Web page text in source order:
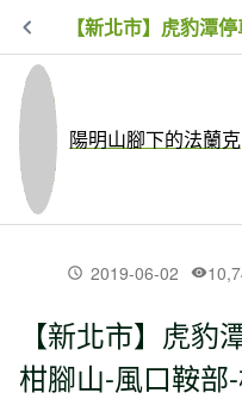
陽明山腳下的法蘭克
最新文章
【台北
崙-長
2019-06-02
【新北市】虎豹
柑腳山-風口鞍部